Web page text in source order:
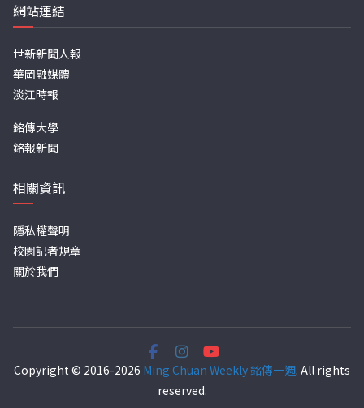
網站連結
世新新聞人報
華岡融媒體
淡江時報
銘傳大學
銘報新聞
相關資訊
隱私權聲明
校園記者規章
關於我們
Copyright © 2016-2026 Ming Chuan Weekly 銘傳一週. All rights
reserved.